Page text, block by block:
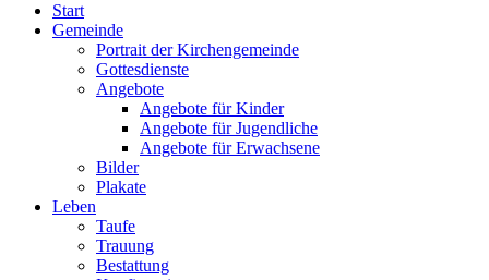
Start
Gemeinde
Portrait der Kirchengemeinde
Gottesdienste
Angebote
Angebote für Kinder
Angebote für Jugendliche
Angebote für Erwachsene
Bilder
Plakate
Leben
Taufe
Trauung
Bestattung